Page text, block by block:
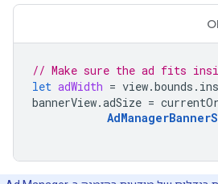
// Make sure the ad fits
let adWidth = view.bounds.
bannerView.adSize =